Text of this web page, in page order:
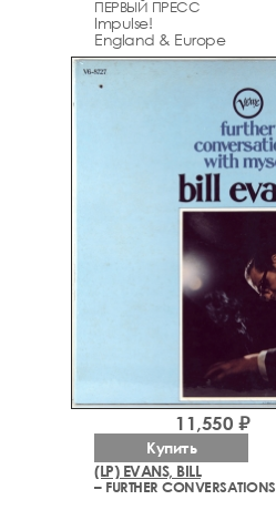
ПЕРВЫЙ ПРЕСС
Impulse!
England & Europe
(LP) EVANS, BILL
– FURTHER
11,550 ₽
Купить